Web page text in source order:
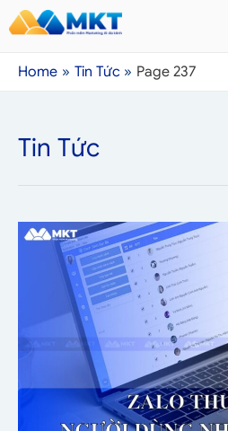
Home Tin Tức Page 237
Tin Tức